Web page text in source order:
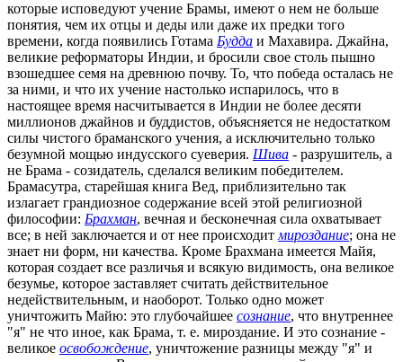
которые исповедуют учение Брамы, имеют о нем не больше
понятия, чем их отцы и деды или даже их предки того
времени, когда появились Готама Будда и Махавира. Джайна,
великие реформаторы Индии, и бросили свое столь пышно
взошедшее семя на древнюю почву. То, что победа осталась не
за ними, и что их учение настолько испарилось, что в
настоящее время насчитывается в Индии не более десяти
миллионов джайнов и буддистов, объясняется не недостатком
силы чистого браманского учения, а исключительно только
безумной мощью индусского суеверия. Шива - разрушитель, а
не Брама - созидатель, сделался великим победителем.
Брамасутра, старейшая книга Вед, приблизительно так
излагает грандиозное содержание всей этой религиозной
философии: Брахман, вечная и бесконечная сила охватывает
все; в ней заключается и от нее происходитмироздание; она не
знает ни форм, ни качества. Кроме Брахмана имеется Майя,
которая создает все различья и всякую видимость, она великое
безумье, которое заставляет считать действительное
недействительным, и наоборот. Только одно может
уничтожить Майю: это глубочайшее сознание, что внутреннее
"я" не что иное, как Брама, т. е. мироздание. И это сознание -
великое освобождение, уничтожение разницы между "я" и